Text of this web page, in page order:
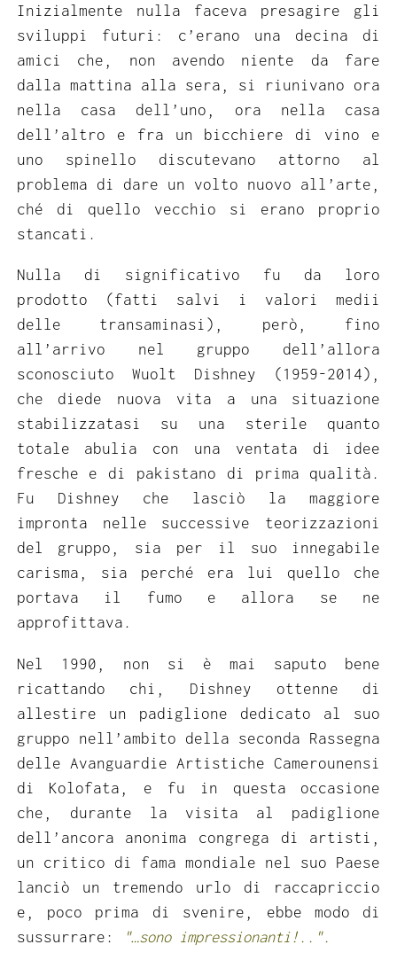
Inizialmente nulla faceva presagire gli
sviluppi futuri: c’erano una decina di
amici che, non avendo niente da fare
dalla mattina alla sera, si riunivano ora
nella casa dell’uno, ora nella casa
dell’altro e fra un bicchiere di vino e
uno spinello discutevano attorno al
problema di dare un volto nuovo all’arte,
ché di quello vecchio si erano proprio
stancati.
Nulla di significativo fu da loro
prodotto (fatti salvi i valori medii
delle transaminasi), però, fino
all’arrivo nel gruppo dell’allora
sconosciuto Wuolt Dishney (1959-2014),
che diede nuova vita a una situazione
stabilizzatasi su una sterile quanto
totale abulia con una ventata di idee
fresche e di pakistano di prima qualità.
Fu Dishney che lasciò la maggiore
impronta nelle successive teorizzazioni
del gruppo, sia per il suo innegabile
carisma, sia perché era lui quello che
portava il fumo e allora se ne
approfittava.
Nel 1990, non si è mai saputo bene
ricattando chi, Dishney ottenne di
allestire un padiglione dedicato al suo
gruppo nell’ambito della seconda Rassegna
delle Avanguardie Artistiche Camerounensi
di Kolofata, e fu in questa occasione
che, durante la visita al padiglione
dell’ancora anonima congrega di artisti,
un critico di fama mondiale nel suo Paese
lanciò un tremendo urlo di raccapriccio
e, poco prima di svenire, ebbe modo di
sussurrare:
"…sono impressionanti!..".